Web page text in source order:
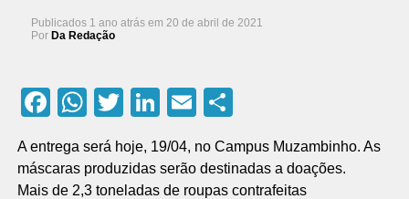
Publicados 1 ano atrás em 20 de abril de 2021
Por Da Redação
Facebook
WhatsApp
Twitter
LinkedIn
EmailCompartilhar
A entrega será hoje, 19/04, no Campus Muzambinho. As
máscaras produzidas serão destinadas a doações.
Mais de 2,3 toneladas de roupas contrafeitas